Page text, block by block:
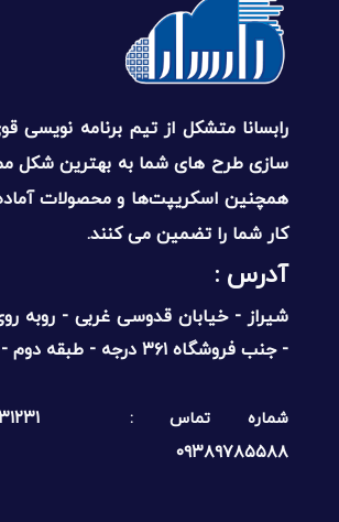
رابسانا متشکل از تیم برنامه نویسی
سازی طرح های شما به بهترین شکل
همچنین اسکریپت‌ها و محصولات
کار شما را تضمین می کنند.
آدرس :‌
شیراز - خیابان قدوسی غربی - روبه
- جنب فروشگاه ۳۶۱ درجه - طبقه دوم - واحد دو
شماره تماس :
۰۹۳۸۹۷۸۵۵۸۸